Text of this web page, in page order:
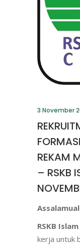
3 November
REKAM
– RSKB
RSKB
kerja untuk